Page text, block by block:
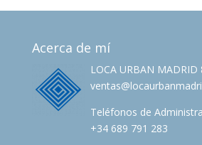
Acerca de mí
LOCA URBAN MADRID
Teléfonos de
+34 689 791 283